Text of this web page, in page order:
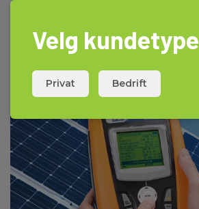
isolasjonstesting:
Velg kundetype
Privat Bedrift